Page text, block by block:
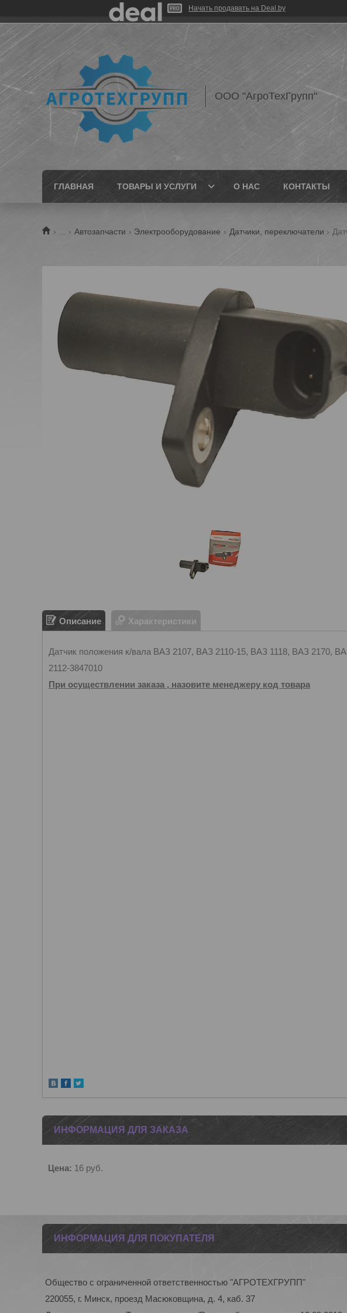
Начать продавать на Deal.by
ООО "АгроТехГрупп"
ГЛАВНАЯ ТОВАРЫ И УСЛУГИ О НАС КОНТАКТЫ
Автозапчасти Электрооборудование Датчики, переключатели
Описание Характеристики
Датчик положения к/вала ВАЗ 2107, ВАЗ 2110-15, ВАЗ 1118, ВАЗ 2170,
2112-3847010
При осуществлении заказа , назовите менеджеру код товара
ИНФОРМАЦИЯ ДЛЯ ЗАКАЗА
Цена: 16 руб.
ИНФОРМАЦИЯ ДЛЯ ПОКУПАТЕЛЯ
Общество с ограниченной ответственностью "АГРОТЕХГРУПП"
220055, г. Минск, проезд Масюковщина, д. 4, каб. 37